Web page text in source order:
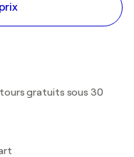
gratuits sous 30